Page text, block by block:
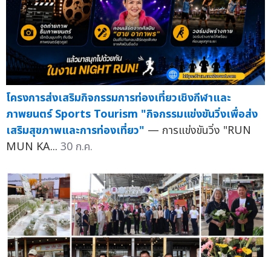
โครงการส่งเสริมกิจกรรมการท่องเที่ยวเชิงกีฬาและ
ภาพยนตร์ Sports Tourism "กิจกรรมแข่งขันวิ่งเพื่อส่ง
เสริมสุขภาพและการท่องเที่ยว" — การแข่งขันวิ่ง "RUN
MUN KA... 30 ก.ค.